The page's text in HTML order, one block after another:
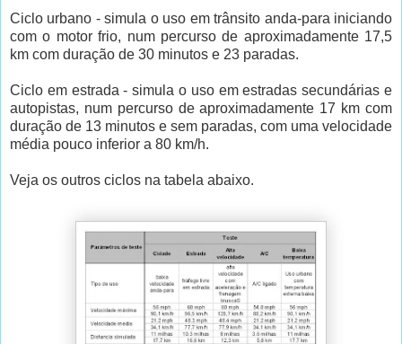
Ciclo urbano - simula o uso em trânsito anda-para iniciando
com o motor frio, num percurso de aproximadamente 17,5
km com duração de 30 minutos e 23 paradas.
Ciclo em estrada - simula o uso em estradas secundárias e
autopistas, num percurso de aproximadamente 17 km com
duração de 13 minutos e sem paradas, com uma velocidade
média pouco inferior a 80 km/h.
Veja os outros ciclos na tabela abaixo.